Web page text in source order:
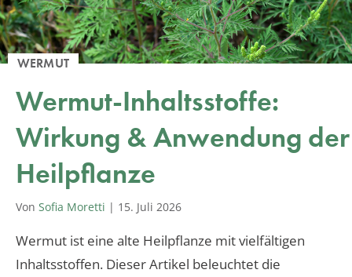
WERMUT
Wermut-Inhaltsstoffe:
Wirkung & Anwendung der
Heilpflanze
Von Sofia Moretti | 15. Juli 2026
Wermut ist eine alte Heilpflanze mit vielfältigen
Inhaltsstoffen. Dieser Artikel beleuchtet die